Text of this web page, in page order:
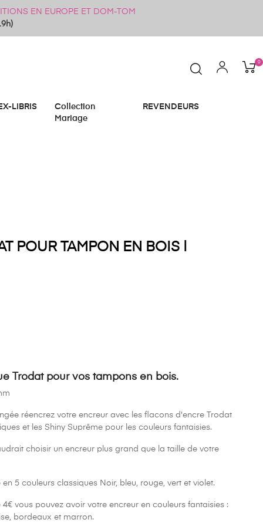
EN EUROPE ET DOM-TOM
0
LIBRIS
Collection
Mariage
REVENDEURS
POUR TAMPON EN BOIS |
Trodat pour vos tampons en bois.
réencrez votre encreur avec les flacons d'encre Trodat
et les Shiny Suprême pour les couleurs fantaisies.
choisir un encreur plus grand que la taille de votre
5 couleurs classiques Noir, bleu, rouge, vert et violet.
vous pouvez avoir votre encreur en couleurs fantaisies :
bordeaux et marron.